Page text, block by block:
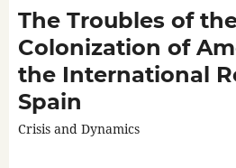
The Troubles of
Colonization of
the International
Spain
Crisis and Dynamics